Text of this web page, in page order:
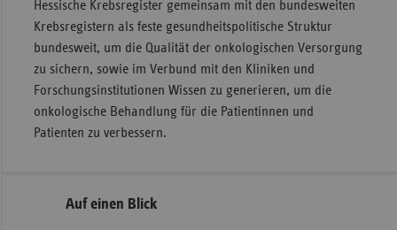
Hessische Krebsregister gemeinsam mit den bundesweiten
Krebsregistern als feste gesundheitspolitische Struktur
bundesweit, um die Qualität der onkologischen Versorgung
zu sichern, sowie im Verbund mit den Kliniken und
Forschungsinstitutionen Wissen zu generieren, um die
onkologische Behandlung für die Patientinnen und
Patienten zu verbessern.
Seitennavigation
SeitenleisteAuf einen Blick